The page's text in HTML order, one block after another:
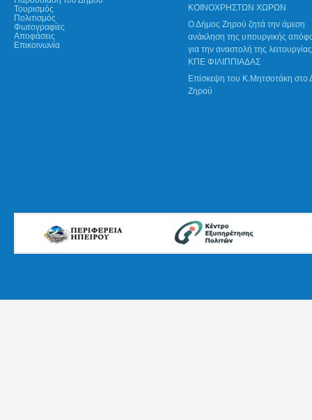
Τουρισμός
Πολιτισμός
Φωτογραφίες
Αποφάσεις
Επικοινωνία
ΚΟΙΝΟΧΡΗΣΤΩΝ ΧΩΡΩΝ
Ο Δήμος Ζηρού ζητά την άμεση
ανάκληση της υπουργικής
για την αναστολή της
ΚΠΕ ΦΙΛΙΠΠΙΑΔΑΣ
Επίσκεψη του Κ.Μητσοτάκη στο
Ζηρού